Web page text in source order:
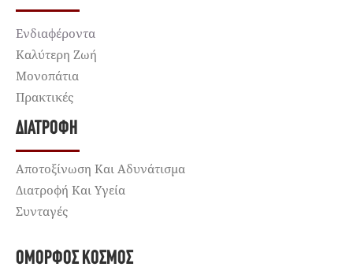
Ενδιαφέροντα
Καλύτερη Ζωή
Μονοπάτια
Πρακτικές
ΔΙΑΤΡΟΦΉ
Αποτοξίνωση Και Αδυνάτισμα
Διατροφή Και Υγεία
Συνταγές
ΌΜΟΡΦΟΣ ΚΌΣΜΟΣ